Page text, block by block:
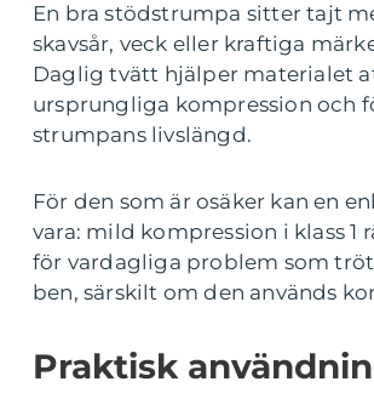
En bra stödstrumpa sitter tajt
skavsår, veck eller kraftiga
Daglig tvätt hjälper materialet
ursprungliga kompression och
strumpans livslängd.
För den som är osäker kan en
vara: mild kompression i klass 1
för vardagliga problem som
ben, särskilt om den används
Praktisk